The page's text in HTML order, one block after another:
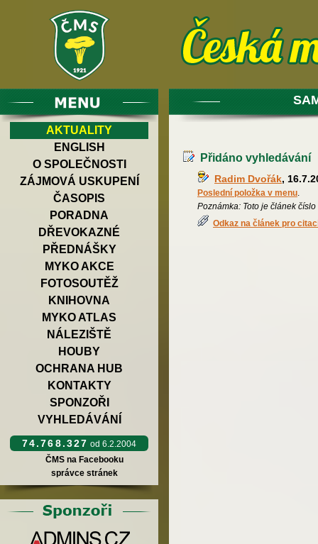
AKTUALITY
ENGLISH
O SPOLEČNOSTI
ZÁJMOVÁ USKUPENÍ
ČASOPIS
PORADNA
DŘEVOKAZNÉ
PŘEDNÁŠKY
MYKO AKCE
FOTOSOUTĚŽ
KNIHOVNA
MYKO ATLAS
NÁLEZIŠTĚ
HOUBY
OCHRANA HUB
KONTAKTY
SPONZOŘI
VYHLEDÁVÁNÍ
74.768.327 od 6.2.2004
ČMS na Facebooku
správce stránek
Přidáno vyhledávání
Radim Dvořák,
Poslední položka v menu.
Poznámka: Toto je článek číslo
Odkaz na článek pro